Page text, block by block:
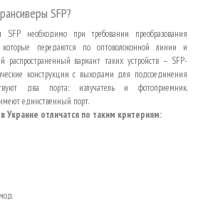
SFP?
SFP необходимо при требовании преобразования
которые передаются по оптоволоконной линии и
распространенный вариант таких устройств – SFP-
конструкции с выходами для подсоединения
два порта: излучатель и фотоприемник.
единственный порт.
Украине отличатся по таким критериям: